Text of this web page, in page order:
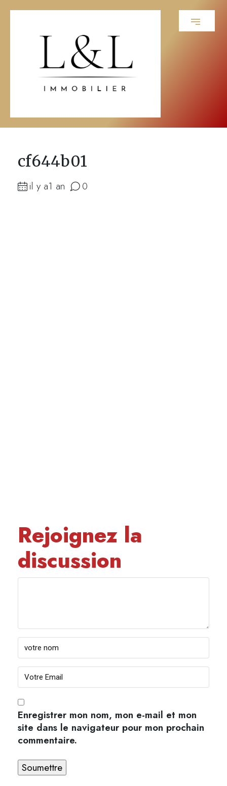
cf644b01
il y a1 an 0
Rejoignez la
discussion
Enregistrer mon nom, mon e-mail et mon
site dans le navigateur pour mon prochain
commentaire.